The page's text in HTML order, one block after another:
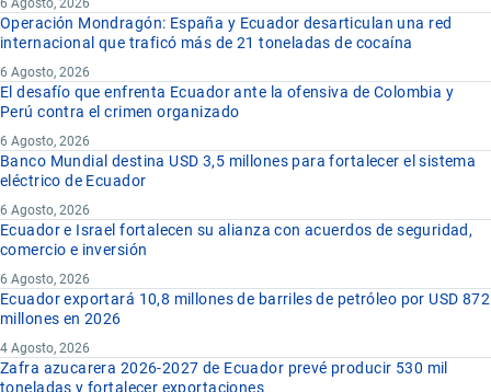
6 Agosto, 2026
Operación Mondragón: España y Ecuador desarticulan una red
internacional que traficó más de 21 toneladas de cocaína
6 Agosto, 2026
El desafío que enfrenta Ecuador ante la ofensiva de Colombia y
Perú contra el crimen organizado
6 Agosto, 2026
Banco Mundial destina USD 3,5 millones para fortalecer el sistema
eléctrico de Ecuador
6 Agosto, 2026
Ecuador e Israel fortalecen su alianza con acuerdos de seguridad,
comercio e inversión
6 Agosto, 2026
Ecuador exportará 10,8 millones de barriles de petróleo por USD 872
millones en 2026
4 Agosto, 2026
Zafra azucarera 2026-2027 de Ecuador prevé producir 530 mil
toneladas y fortalecer exportaciones